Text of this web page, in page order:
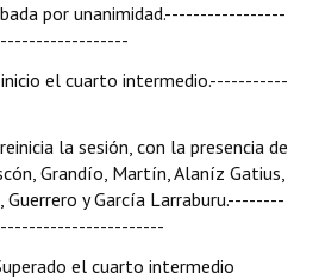
por unanimidad.-----------------
inicio el cuarto intermedio.-----------
la sesión, con la presencia de
Grandío, Martín, Alaníz Gatius,
Guerrero y García Larraburu.--------
el cuarto intermedio